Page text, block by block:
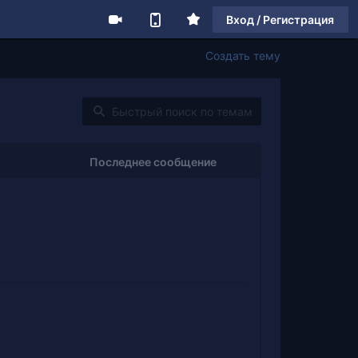
Вход / Регистрация
Создать тему
Последнее сообщение